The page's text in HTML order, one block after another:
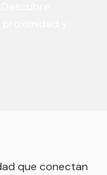
que conectan